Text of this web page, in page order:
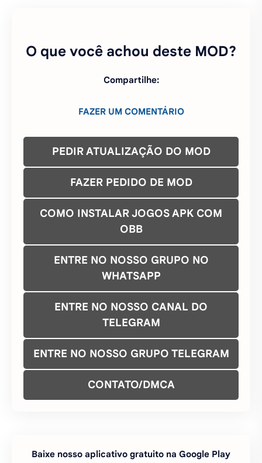
O que você achou deste MOD?
Compartilhe:
FAZER UM COMENTÁRIO
PEDIR ATUALIZAÇÃO DO MOD
FAZER PEDIDO DE MOD
COMO INSTALAR JOGOS APK COM
OBB
ENTRE NO NOSSO GRUPO NO
WHATSAPP
ENTRE NO NOSSO CANAL DO
TELEGRAM
ENTRE NO NOSSO GRUPO TELEGRAM
CONTATO/DMCA
Baixe nosso aplicativo gratuito na Google Play